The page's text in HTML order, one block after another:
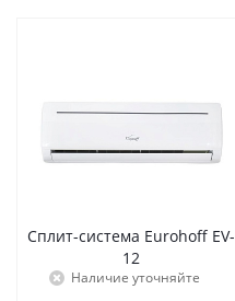
Сплит-система Eurohoff EV-
12
Наличие уточняйте